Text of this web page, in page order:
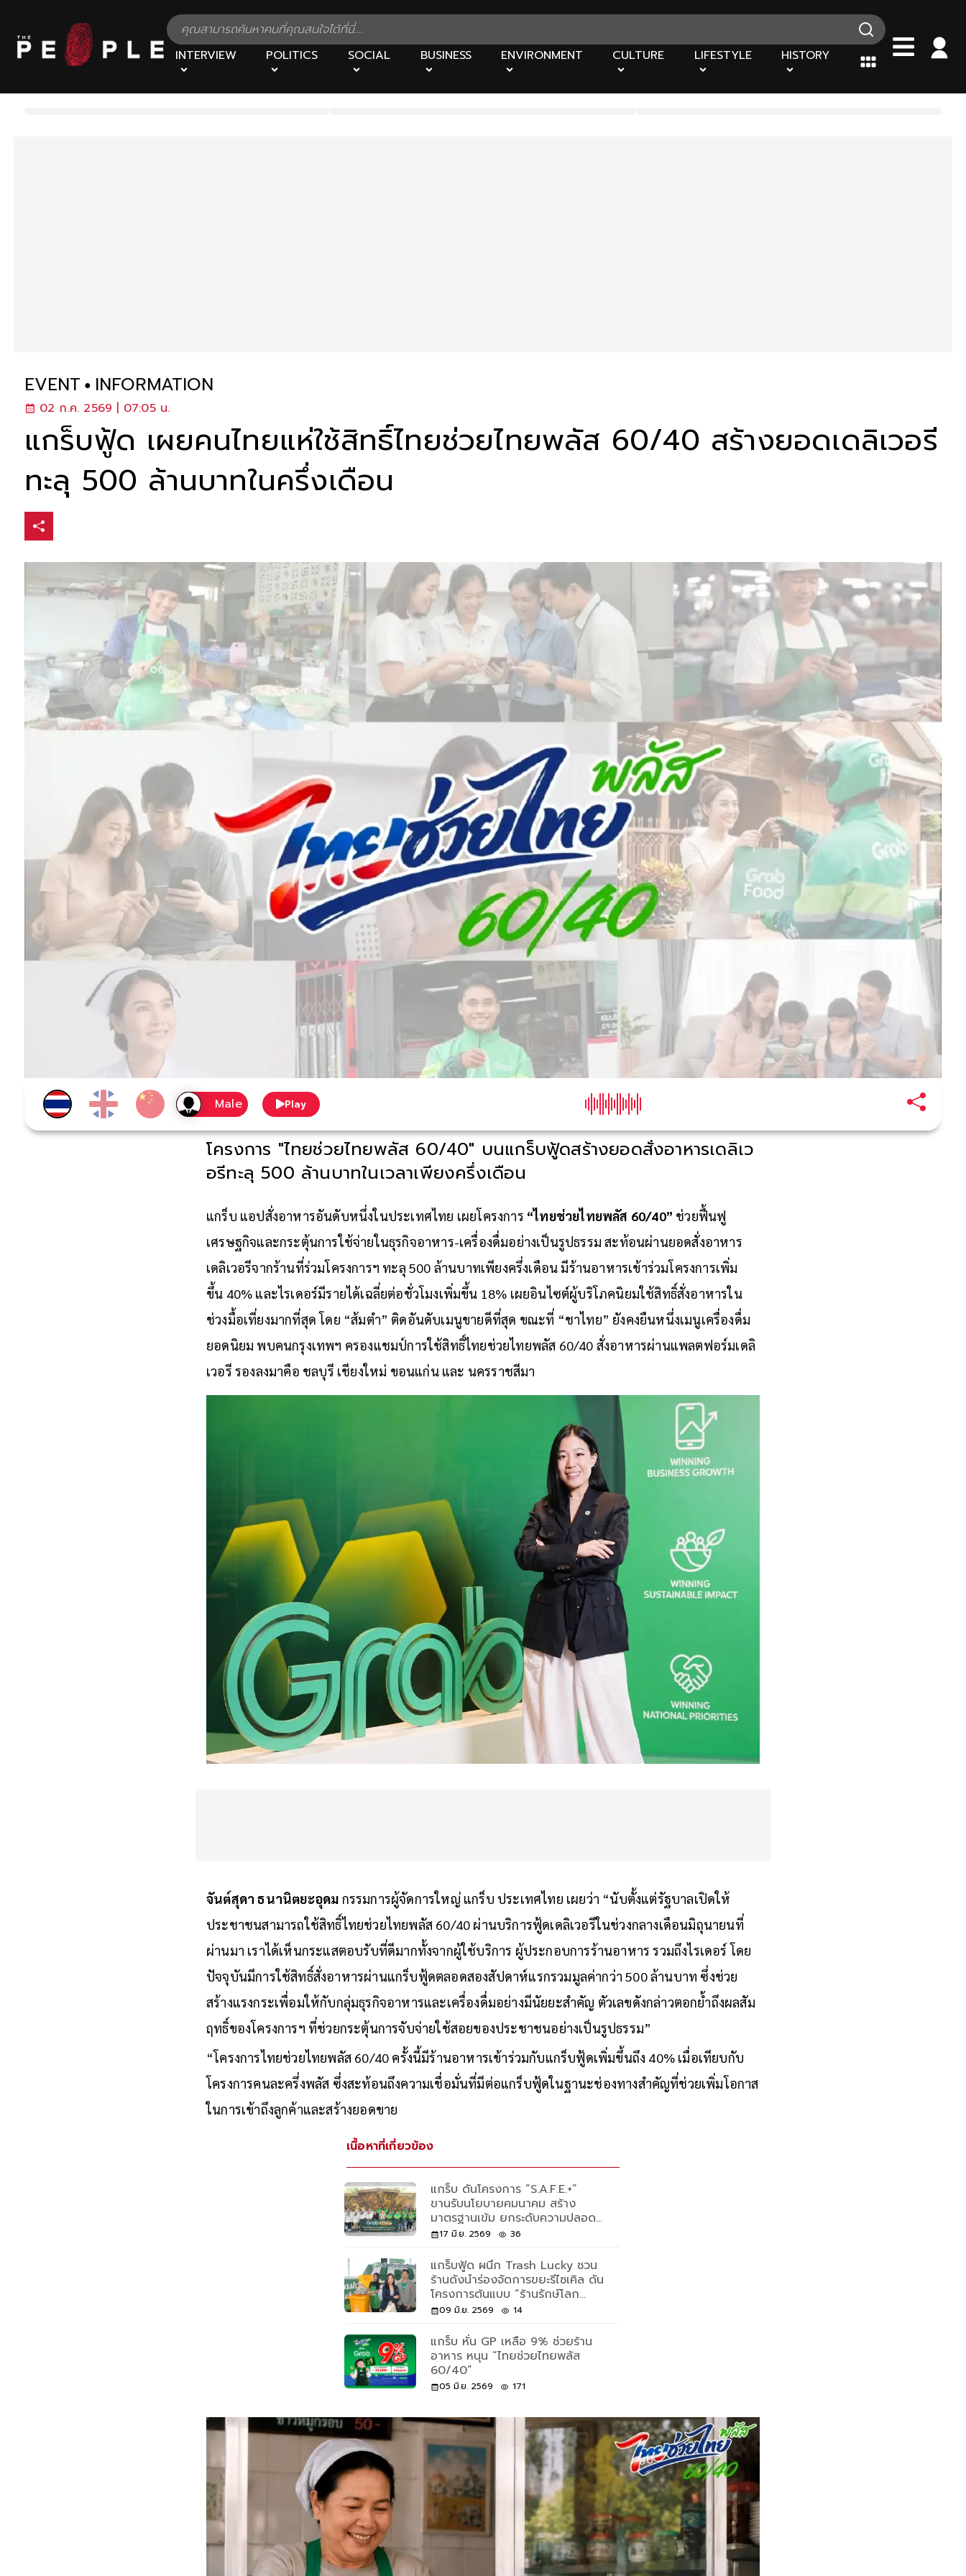
INTERVIEW POLITICS SOCIAL BUSINESS ENVIRONMENT CULTURE LIFESTYLE HISTORY
EVENT INFORMATION
02 ก.ค. 2569 | 07:05 น.
แกร็บฟู้ด เผยคนไทยแห่ใช้สิทธิ์ไทยช่วยไทยพลัส 60/40 สร้างยอดเดลิเวอรี
ทะลุ 500 ล้านบาทในครึ่งเดือน
Play
โครงการ "ไทยช่วยไทยพลัส 60/40" บนแกร็บฟู้ดสร้างยอดสั่งอาหารเดลิเว
อรีทะลุ 500 ล้านบาทในเวลาเพียงครึ่งเดือน
แกร็บ แอปสั่งอาหารอันดับหนึ่งในประเทศไทย เผยโครงการ “ไทยช่วยไทยพลัส 60/40” ช่วยฟื้นฟู
เศรษฐกิจและกระตุ้นการใช้จ่ายในธุรกิจอาหาร-เครื่องดื่มอย่างเป็นรูปธรรม สะท้อนผ่านยอดสั่งอาหาร
เดลิเวอรีจากร้านที่ร่วมโครงการฯ ทะลุ 500 ล้านบาทเพียงครึ่งเดือน มีร้านอาหารเข้าร่วมโครงการเพิ่ม
ขึ้น 40% และไรเดอร์มีรายได้เฉลี่ยต่อชั่วโมงเพิ่มขึ้น 18% เผยอินไซต์ผู้บริโภคนิยมใช้สิทธิ์สั่งอาหารใน
ช่วงมื้อเที่ยงมากที่สุด โดย “ส้มตำ” ติดอันดับเมนูขายดีที่สุด ขณะที่ “ชาไทย” ยังคงยืนหนึ่งเมนูเครื่องดื่ม
ยอดนิยม พบคนกรุงเทพฯ ครองแชมป์การใช้สิทธิ์ไทยช่วยไทยพลัส 60/40 สั่งอาหารผ่านแพลตฟอร์มเดลิ
เวอรี รองลงมาคือ ชลบุรี เชียงใหม่ ขอนแก่น และ นครราชสีมา
จันต์สุดา ธนานิตยะอุดม กรรมการผู้จัดการใหญ่ แกร็บ ประเทศไทย เผยว่า “นับตั้งแต่รัฐบาลเปิดให้
ประชาชนสามารถใช้สิทธิ์ไทยช่วยไทยพลัส 60/40 ผ่านบริการฟู้ดเดลิเวอรีในช่วงกลางเดือนมิถุนายนที่
ผ่านมา เราได้เห็นกระแสตอบรับที่ดีมากทั้งจากผู้ใช้บริการ ผู้ประกอบการร้านอาหาร รวมถึงไรเดอร์ โดย
ปัจจุบันมีการใช้สิทธิ์สั่งอาหารผ่านแกร็บฟู้ดตลอดสองสัปดาห์แรกรวมมูลค่ากว่า 500 ล้านบาท ซึ่งช่วย
สร้างแรงกระเพื่อมให้กับกลุ่มธุรกิจอาหารและเครื่องดื่มอย่างมีนัยยะสำคัญ ตัวเลขดังกล่าวตอกย้ำถึงผลสัม
ฤทธิ์ของโครงการฯ ที่ช่วยกระตุ้นการจับจ่ายใช้สอยของประชาชนอย่างเป็นรูปธรรม”
“โครงการไทยช่วยไทยพลัส 60/40 ครั้งนี้มีร้านอาหารเข้าร่วมกับแกร็บฟู้ดเพิ่มขึ้นถึง 40% เมื่อเทียบกับ
โครงการคนละครึ่งพลัส ซึ่งสะท้อนถึงความเชื่อมั่นที่มีต่อแกร็บฟู้ดในฐานะช่องทางสำคัญที่ช่วยเพิ่มโอกาส
ในการเข้าถึงลูกค้าและสร้างยอดขาย
เนื้อหาที่เกี่ยวข้อง
แกร็บ ดันโครงการ “S.A.F.E.+”
ขานรับนโยบายคมนาคม สร้าง
มาตรฐานเข้ม ยกระดับความปลอด
ภัยแอปเรียกรถ
17 มิ.ย. 2569 36
แกร็บฟู้ด ผนึก Trash Lucky ชวน
ร้านดังนำร่องจัดการขยะรีไซเคิล ดัน
โครงการต้นแบบ “ร้านรักษ์โลก
พร้อมคัดแยก”
09 มิ.ย. 2569 14
แกร็บ หั่น GP เหลือ 9% ช่วยร้าน
อาหาร หนุน “ไทยช่วยไทยพลัส
60/40”
05 มิ.ย. 2569 171